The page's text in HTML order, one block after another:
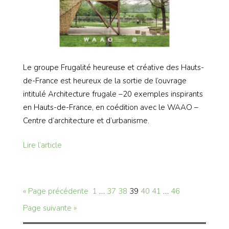
Le groupe Frugalité heureuse et créative des Hauts-
de-France est heureux de la sortie de l’ouvrage
intitulé Architecture frugale –20 exemples inspirants
en Hauts-de-France, en coédition avec le WAAO –
Centre d’architecture et d’urbanisme.
Lire l’article
« Page précédente 1 … 37 38 39 40 41 … 46
Page suivante »